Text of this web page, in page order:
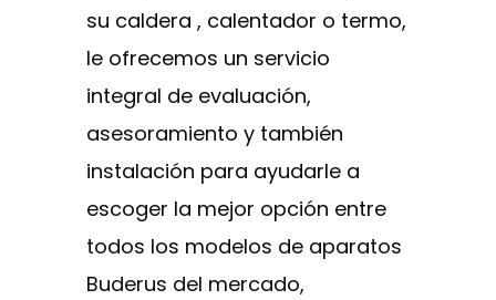
su caldera , calentador o termo,
le ofrecemos un servicio
integral de evaluación,
asesoramiento y también
instalación para ayudarle a
escoger la mejor opción entre
todos los modelos de aparatos
Buderus del mercado,